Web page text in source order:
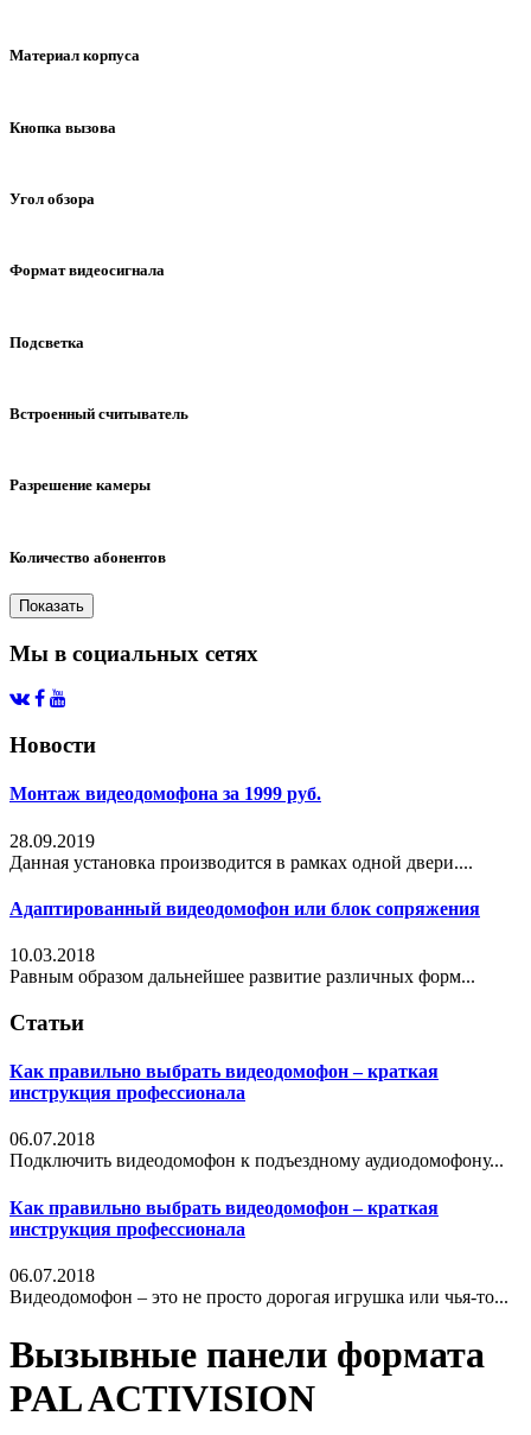
Материал корпуса
Кнопка вызова
Угол обзора
Формат видеосигнала
Подсветка
Встроенный считыватель
Разрешение камеры
Количество абонентов
1
Мы в социальных сетях
Новости
Монтаж видеодомофона за 1999 руб.
28.09.2019
Данная установка производится в рамках одной двери....
Адаптированный видеодомофон или блок сопряжения
10.03.2018
Равным образом дальнейшее развитие различных форм...
Статьи
Как правильно выбрать видеодомофон – краткая
инструкция профессионала
06.07.2018
Подключить видеодомофон к подъездному аудиодомофону...
Как правильно выбрать видеодомофон – краткая
инструкция профессионала
06.07.2018
Видеодомофон – это не просто дорогая игрушка или чья-то...
Вызывные панели формата
PAL ACTIVISION